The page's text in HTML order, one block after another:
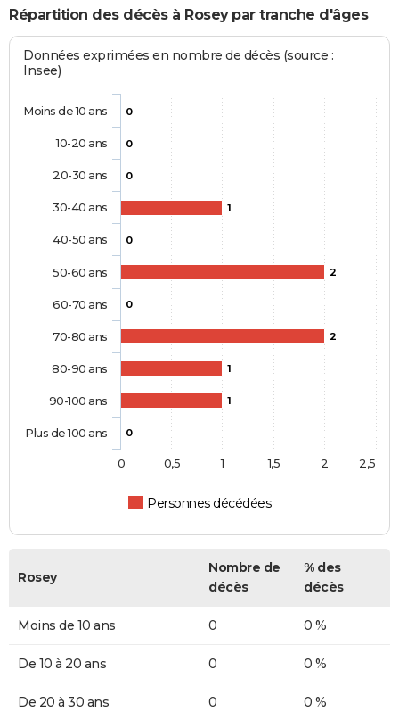
Répartition des décès à Rosey par tranche d'âges
Données exprimées en nombre de décès (source :
Insee)
0
0
0
1
0
2
0
2
1
1
0
Personnes décédées
Moins de 10 ans
10-20 ans
20-30 ans
30-40 ans
40-50 ans
50-60 ans
60-70 ans
70-80 ans
80-90 ans
90-100 ans
Plus de 100 ans
0 0,5 1 1,5 2 2,5
Rosey
Nombre de
décès
% des
décès
Moins de 10 ans 0 0 %
De 10 à 20 ans 0 0 %
De 20 à 30 ans 0 0 %